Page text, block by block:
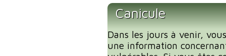
Canicule
Dans les jours à venir,
une information